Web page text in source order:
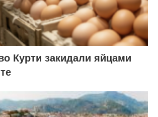
Курти закидали яйцами